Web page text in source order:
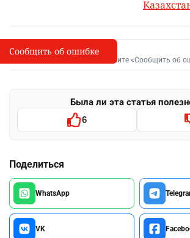
I
Сообщить об опечатке
Выделите фрагмент и нажмите «Сообщить об
Была ли эта статья
6
Поделиться
WhatsApp
VK
Сообщить об ошибке